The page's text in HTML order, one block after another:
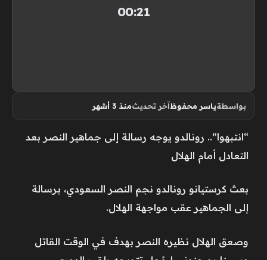
00:21
بواسطةياسر محفوظآخر تحديثمنذ 3 أشهر
“انتبهوا”.. رونالدو يوجه رسالة إلى جماهير النصر بعد
التعادل أمام الهلال
بعث كرستيانو رونالدو نجم النصر السعودي، برسالة
إلى الجماهير عقب مواجهة الهلال.
وصعق الهلال نظيره النصر بهدف في الوقت القاتل